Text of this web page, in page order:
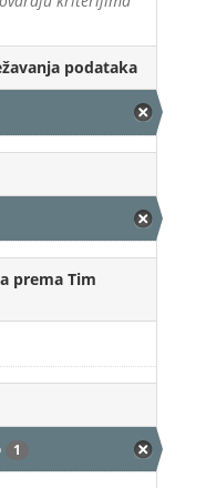
podataka
prema Tim
1